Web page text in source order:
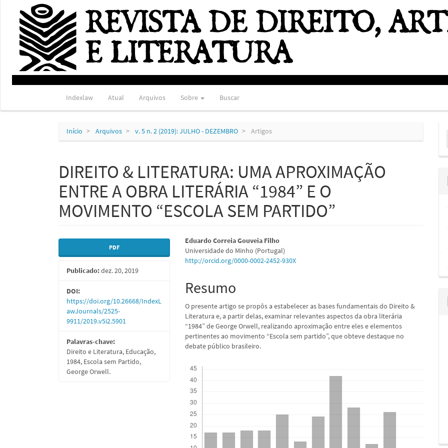
Navegação
Principal
Conteúdo
principal
Barra
Lateral
Indexlaw Atual Arquivos Sobre Buscar
Início Arquivos v. 5 n. 2 (2019): JULHO - DEZEMBRO Artigos
DIREITO & LITERATURA: UMA APROXIMAÇÃO
ENTRE A OBRA LITERÁRIA “1984” E O
MOVIMENTO “ESCOLA SEM PARTIDO”
Barra
lateral
de
artigos
PDF
Publicado:dez. 20, 2019
DOI:
https://doi.org/10.26668/IndexL
awJournals/2525-
9911/2019.v5i2.5901
Palavras-chave:
Direito e Literatura, Educação,
1984, Escola sem Partido,
George Orwell.
Conteúdo
do
principal
Eduardo Correia Gouveia Filho
Universidade do Minho (Portugal)
http://orcid.org/0000-0002-2452-930X
Resumo
O presente artigo se propôs a estabelecer as bases fundamentais do Direito &
Literatura e, a partir delas, examinar relevantes aspectos da obra literária
“1984” de George Orwell, realizando aproximação entre eles e elementos
pertinentes ao movimento “Escola sem partido”, que obteve destaque no
debate público brasileiro.